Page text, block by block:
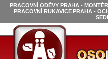
PRACOVNÍ ODĚVY PRAHA -
PRACOVNÍ RUKAVICE PRAHA -